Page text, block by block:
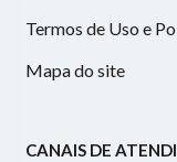
Termos de Uso e
Mapa do site
CANAIS DE